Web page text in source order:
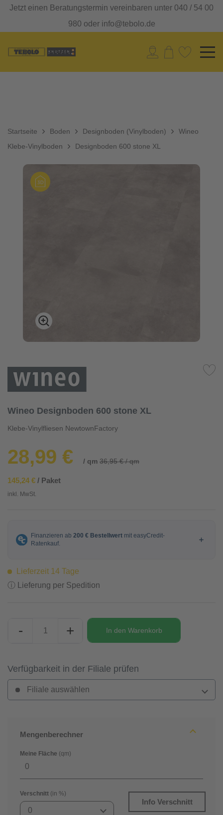
Jetzt einen Beratungstermin vereinbaren unter 040 / 54 00
980 oder info@tebolo.de
Startseite Boden
Designboden (Vinylboden)
Klebe-Vinylboden
Wineo
Designboden 600 stone XL
Wineo Designboden 600 stone XL
Klebe-Vinylfliesen NewtownFactory
28,99 € / qm 36,95 € / qm
145,24 € / Paket
inkl. MwSt.
Lieferzeit 14 Tage
ⓘ Lieferung per Spedition
- + In den Warenkorb
Verfügbarkeit in der Filiale prüfen
Filiale auswählen
Mengenberechner
Meine Fläche (qm)
Verschnitt (in %)
0
Info Verschnitt